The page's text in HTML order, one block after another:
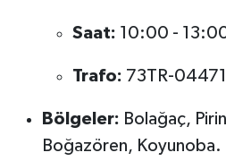
Saat: 10:00 -
Trafo: 73TR-04471
Bölgeler: Bolağaç,
Boğazören, Koyunoba.